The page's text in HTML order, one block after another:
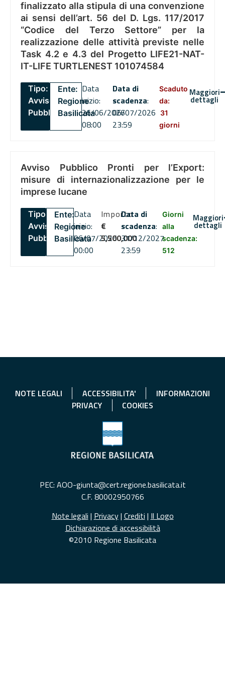
finalizzato alla stipula di una convenzione
ai sensi dell’art. 56 del D. Lgs. 117/2017
“Codice del Terzo Settore” per la
realizzazione delle attività previste nelle
Task 4.2 e 4.3 del Progetto LIFE21-NAT-
IT-LIFE TURTLENEST 101074584
Tipo:
Avviso
Pubblico
Ente:
Regione
Basilicata
Data
inizio:
26/06/2026
08:00
Data di
scadenza:
06/07/2026
23:59
Scaduto
da:
31
giorni
Maggiori
dettagli
Avviso Pubblico Pronti per l’Export:
misure di internazionalizzazione per le
imprese lucane
Tipo:
Avviso
Pubblico
Ente:
Regione
Basilicata
Data
inizio:
06/07/2026
00:00
Importo
€
5,500,000
Data di
scadenza:
31/12/2027
23:59
Giorni
alla
scadenza:
512
Maggiori
dettagli
NOTE LEGALI ACCESSIBILITA'
INFORMAZIONI
PRIVACY
COOKIES
PEC: AOO-giunta@cert.regione.basilicata.it
C.F. 80002950766
Note legali | Privacy| Crediti | Il Logo
Dichiarazione di accessibilità
©2010 Regione Basilicata